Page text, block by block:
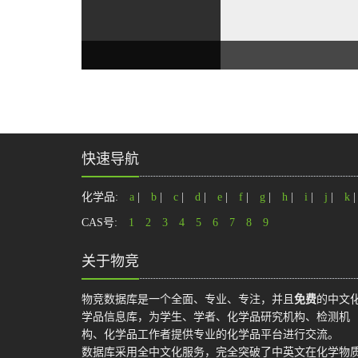
快速导航
化学品: a b c d e f g h i j k
CAS号: 1 2 3 4 5 6 7 8 9
关于物竞
物竞数据库是一个全面、专业、专注，并且 免费的中文
学品信息库，为学生、学者、化学品研究机构、检测机
构、化学品工作者提供专业的化学品平台进行交流。
数据库采用全中文化服务，完全突破了中英文在化学物